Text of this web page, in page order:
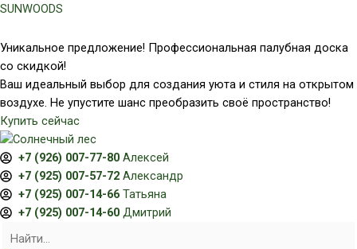
Перейти
содержимому
SUNWOODS
Уникальное предложение! Профессиональная палубная доска
со скидкой!
Ваш идеальный выбор для создания уюта и стиля на открытом
воздухе. Не упустите шанс преобразить своё пространство!
Купить сейчас
+7 (926) 007-77-80 Алексей
+7 (925) 007-57-72 Александр
+7 (925) 007-14-66 Татьяна
+7 (925) 007-14-60 Дмитрий